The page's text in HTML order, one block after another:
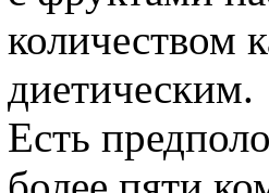
количеством
диетическим.
Есть